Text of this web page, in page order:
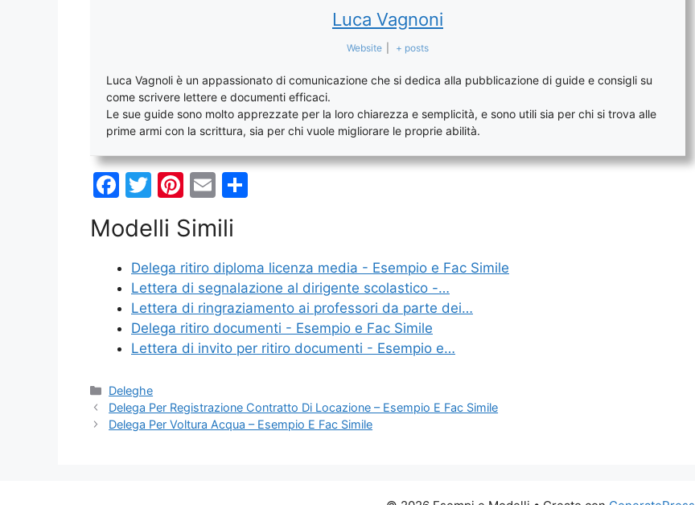
Luca Vagnoni
Website + posts
Luca Vagnoli è un appassionato di comunicazione che si dedica alla pubblicazione di guide e consigli su
come scrivere lettere e documenti efficaci.
Le sue guide sono molto apprezzate per la loro chiarezza e semplicità, e sono utili sia per chi si trova alle
prime armi con la scrittura, sia per chi vuole migliorare le proprie abilità.
F
c
e
b
o
o
k
T
w
itt
er
Pi
nt
er
e
st
E
m
ai
l
di
vi
di
Modelli Simili
Delega ritiro diploma licenza media - Esempio e Fac Simile
Lettera di segnalazione al dirigente scolastico -…
Lettera di ringraziamento ai professori da parte dei…
Delega ritiro documenti - Esempio e Fac Simile
Lettera di invito per ritiro documenti - Esempio e…
Categorie
Deleghe
Delega Per Registrazione Contratto Di Locazione – Esempio E Fac Simile
Delega Per Voltura Acqua – Esempio E Fac Simile